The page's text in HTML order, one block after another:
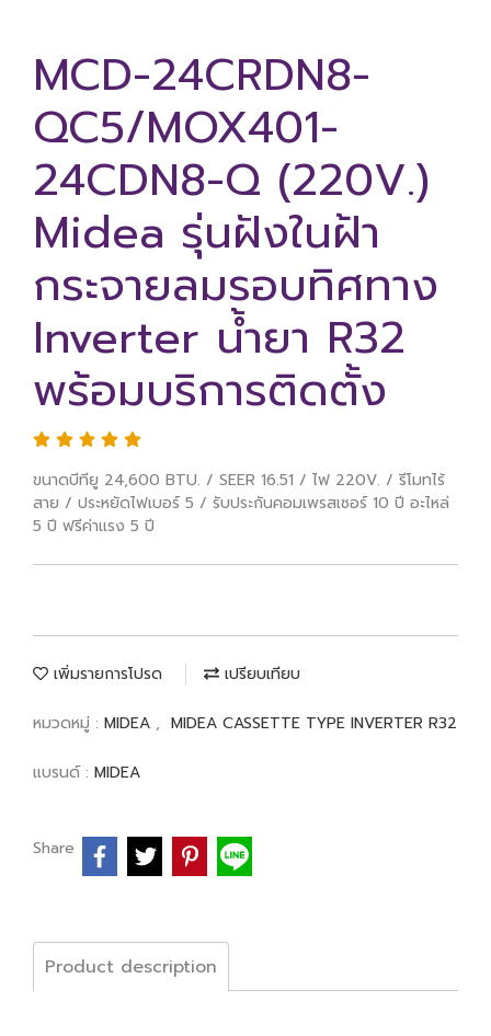
MCD-24CRDN8-
QC5/MOX401-
24CDN8-Q (220V.)
Midea รุ่นฝังในฝ้า
กระจายลมรอบทิศทาง
Inverter น้ำยา R32
พร้อมบริการติดตั้ง
ขนาดบีทียู 24,600 BTU. / SEER 16.51 / ไฟ 220V. / รีโมทไร้
สาย / ประหยัดไฟเบอร์ 5 / รับประกันคอมเพรสเซอร์ 10 ปี อะไหล่
5 ปี ฟรีค่าแรง 5 ปี
เพิ่มรายการโปรด เปรียบเทียบ
หมวดหมู่ : MIDEA , MIDEA CASSETTE TYPE INVERTER R32
แบรนด์ : MIDEA
Share
Product description